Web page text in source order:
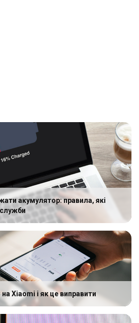
акумулятор: правила, які
Xiaomi і як це виправити